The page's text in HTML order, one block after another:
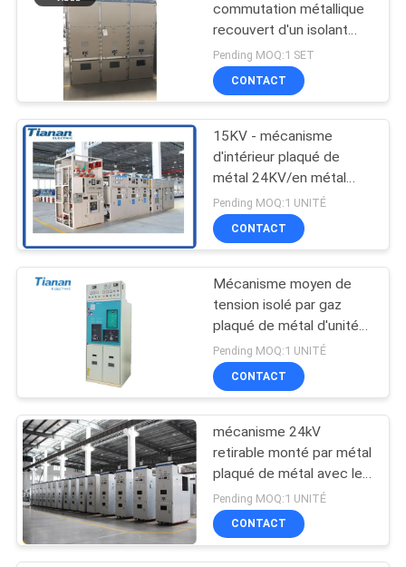
DEMANDEZ
UNE
CITATION
PLAN
SITE
PRIVACY
POLICY
commutation métallique
recouvert d'un isolant
d'air
Pending MOQ:1 SET
CONTACT
15KV - mécanisme
d'intérieur plaqué de
métal 24KV/en métal
commutateur à C.A.
Pending MOQ:1 UNITÉ
CONTACT
Mécanisme moyen de
tension isolé par gaz
plaqué de métal d'unité
principale d'anneau du
mécanisme SF6
Pending MOQ:1 UNITÉ
CONTACT
mécanisme 24kV
retirable monté par métal
plaqué de métal avec le
briseur de vide
Pending MOQ:1 UNITÉ
CONTACT